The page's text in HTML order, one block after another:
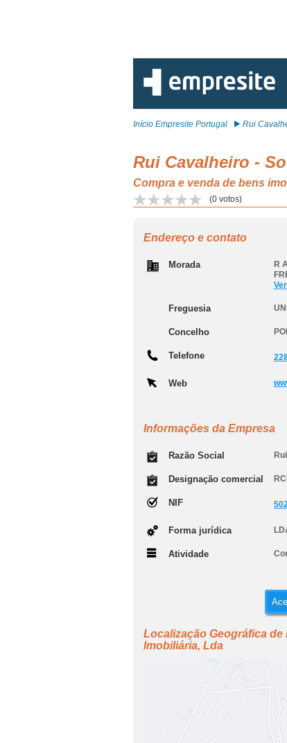
Início Empresite Portugal Rui
Rui Cavalheiro -
Compra e venda de bens
(0 votos)
Endereço e contato
Morada R
Freguesia
Concelho
Telefone
Web
Informações da Empresa
Razão Social
Designação comercial RCI
NIF
Forma jurídica
Atividade
Localização Geográfica de
Imobiliária, Lda